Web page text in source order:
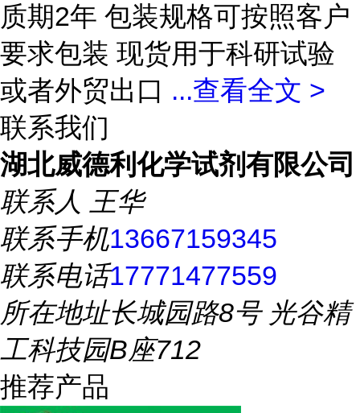
质期2年 包装规格可按照客户
要求包装 现货用于科研试验
或者外贸出口 ...查看全文 >
联系我们
湖北威德利化学试剂有限公司
联系人 王华
联系手机13667159345
联系电话17771477559
所在地址长城园路8号 光谷精
工科技园B座712
推荐产品